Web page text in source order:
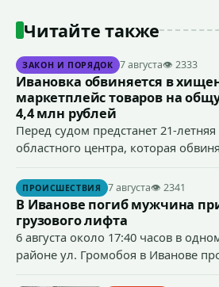
Читайте также
ЗАКОН И ПОРЯДОК 7 августа👁 2333
Ивановка обвиняется в
маркетплейс товаров на
4,4 млн рублей
Перед судом предстанет 21-
областного центра, которая
сумму более 4,4 млн рублей через
ПРОИСШЕСТВИЯ 7 августа👁 2341
В Иванове погиб мужчина
грузового лифта
6 августа около 17:40 часов в
районе ул. Громобоя в Иванове